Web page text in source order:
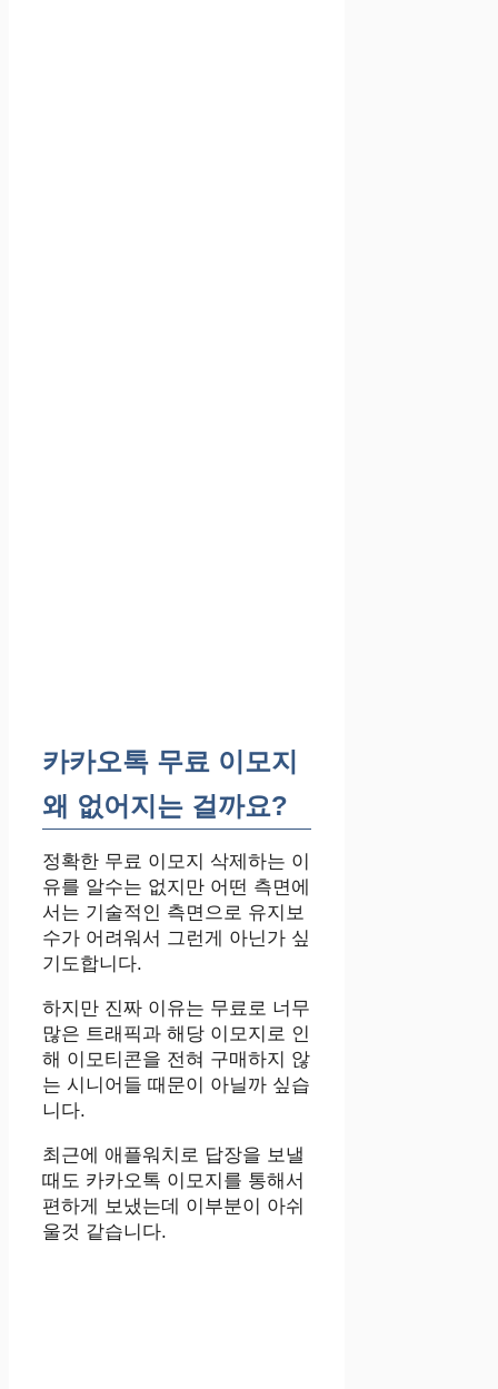
카카오톡 무료 이모지
왜 없어지는 걸까요?
정확한 무료 이모지 삭제하는 이
유를 알수는 없지만 어떤 측면에
서는 기술적인 측면으로 유지보
수가 어려워서 그런게 아닌가 싶
기도합니다.
하지만 진짜 이유는 무료로 너무
많은 트래픽과 해당 이모지로 인
해 이모티콘을 전혀 구매하지 않
는 시니어들 때문이 아닐까 싶습
니다.
최근에 애플워치로 답장을 보낼
때도 카카오톡 이모지를 통해서
편하게 보냈는데 이부분이 아쉬
울것 같습니다.